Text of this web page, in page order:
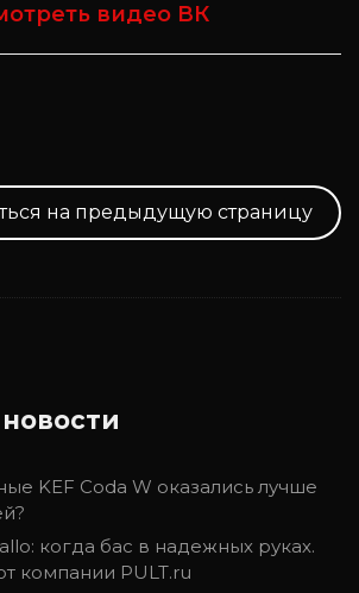
видео ВК
на предыдущую страницу
KEF Coda W оказались лучше
когда бас в надежных руках.
компании PULT.ru